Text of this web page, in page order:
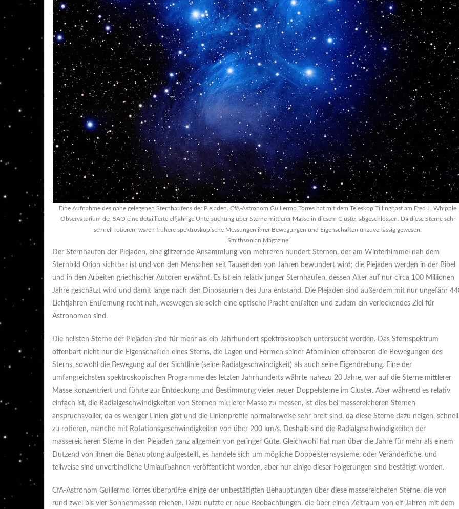
Eine Aufnahme des nahe gelegenen Sternhaufens der Plejaden. CfA-Astronom Guillermo Torres hat mit dem Teleskop Tillinghast am Fred L. Whipple
Observatorium der SAO eine detaillierte elfjährige Untersuchung über Sterne mittlerer Masse in diesem Cluster abgeschlossen. Da diese Sterne sehr
schnell rotieren, waren frühere spektroskopische Messungen ihrer Bewegungen und Eigenschaften unzuverlässig gewesen.
Smithsonian Magazine
Der Sternhaufen der Plejaden, eine glitzernde Ansammlung von mehreren hundert Sternen, der am Winterhimmel nah dem
Sternbild Orion sichtbar ist und von den Menschen seit Tausenden von Jahren bewundert wird; die Plejaden werden in der Bibel
und in den Arbeiten griechischer Autoren erwähnt. Es ist ein relativ junger Sternhaufen, dessen Alter auf nur circa 100 Millionen
Jahre geschätzt wird und damit lange nach den Dinosauriern des Jura entstand. Die Plejaden sind außerdem mit nur ungefähr
Lichtjahren Entfernung recht nah, weswegen sie solch eine optische Pracht entfalten und zudem ein verlockendes Ziel für
Astronomen sind.
Die hellsten Sterne der Plejaden sind für mehr als ein Jahrhundert spektroskopisch untersucht worden. Das Sternspektrum
offenbart nicht nur die Eigenschaften eines Sterns, die Lagen und Formen seiner Atomlinien offenbaren die Bewegungen des
Sterns, sowohl die Bewegung auf der Sichtlinie (seine Radialgeschwindigkeit) als auch seine Eigendrehung. Eine der
umfangreichsten spektroskopischen Programme des letzten Jahrhunderts währte nahezu 20 Jahre, war auf die Sterne mittlerer
Masse konzentriert und führte zur Entdeckung und Bestimmung vieler neuer Doppelsterne im Cluster. Aber während es relativ
einfach ist, die Radialgeschwindigkeiten von Sternen mittlerer Masse zu messen, ist dies bei massereicheren Sternen
anspruchsvoller, da es weniger Linien gibt und die Linienprofile normalerweise sehr breit sind, da diese Sterne dazu neigen, schnell
zu rotieren, manche mit Rotationsgeschwindigkeiten von über 200 km/s. Deshalb sind die Radialgeschwindigkeiten der
massereicheren Sterne in den Plejaden ganz allgemein von geringer Güte. Gleichwohl hat man über die Jahre für mehr als einem
Dutzend von ihnen die Behauptung aufgestellt, es handele sich um mögliche Doppelsternsysteme, oder Veränderliche, und
teilweise sind unverbindliche Umlaufbahnen veröffentlicht worden, aber nur einige dieser Folgerungen sind bestätigt worden.
CfA-Astronom Guillermo Torres überprüfte einige der unbestätigten Behauptungen über diese massereicheren Sterne, die von
rund zwei bis vier Sonnenmassen reichen. Dazu nutzte er neue Beobachtungen, die über einen Zeitraum von elf Jahren mit dem